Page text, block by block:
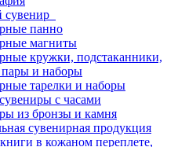
сувенир
панно
магниты
кружки, подстаканники,
и наборы
тарелки и наборы
с часами
из бронзы и камня
сувенирная продукция
в кожаном переплете,